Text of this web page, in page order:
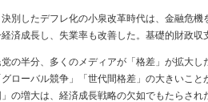
別したデフレ化の小泉改革時代は、金融危
済成長し、失業率も改善した。基礎的財政収
の半分、多くのメディアが「格差」が拡大
ローバル競争」「世代間格差」の大きいこ
の増大は、経済成長戦略の欠如でもたらさ